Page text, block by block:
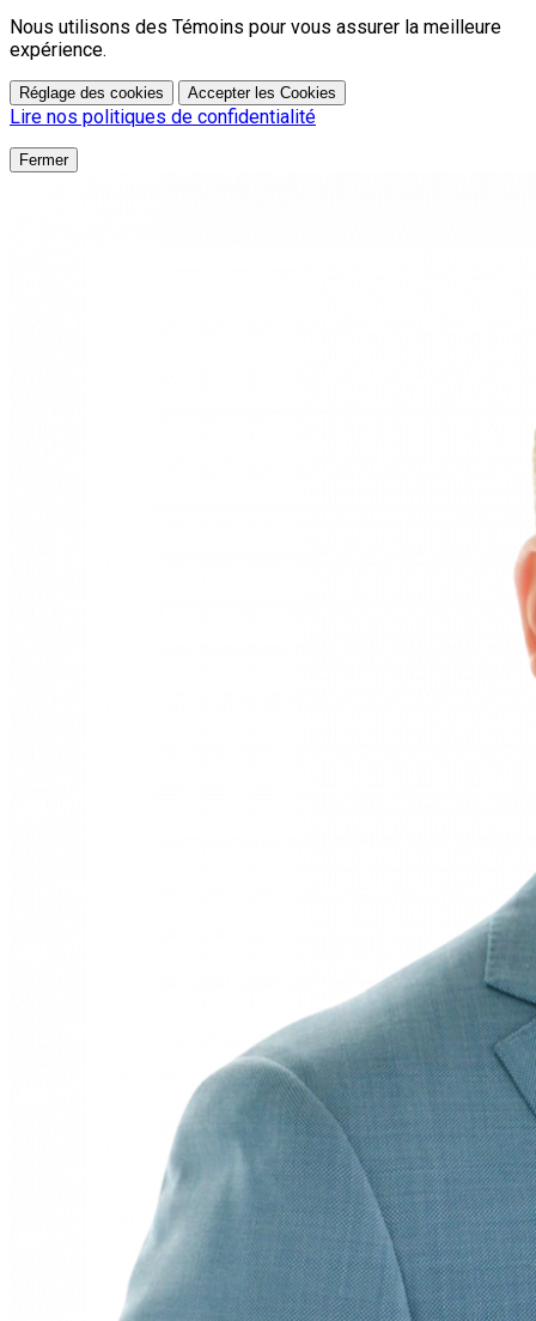
Nous utilisons des Témoins pour vous assurer la meilleure
expérience.
Réglage des cookies Accepter les Cookies
Lire nos politiques de confidentialité
Fermer